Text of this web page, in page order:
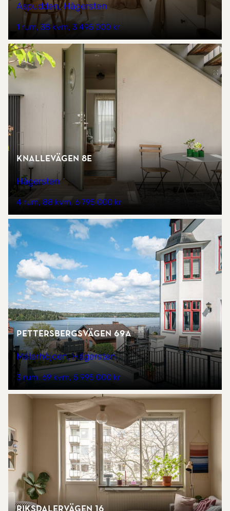
Aspudden, Hägersten
1 rum 38 kvm 3 495 000 kr
Knallevägen 8E
Hägersten
4 rum 88 kvm 6 795 000 kr
Pettersbergsvägen 69A
Mälarhöjden, Hägersten
3 rum 69 kvm 5 995 000 kr
Riksdalervägen 16